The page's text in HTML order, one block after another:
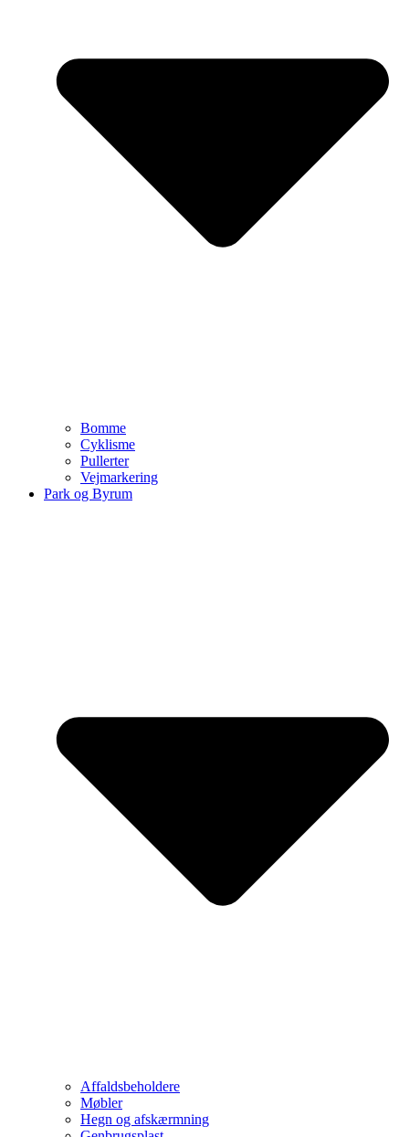
Bomme
Cyklisme
Pullerter
Vejmarkering
Park og Byrum
Affaldsbeholdere
Møbler
Hegn og afskærmning